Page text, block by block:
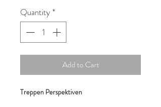
Quantity*
Add to Cart
Treppen Perspektiven